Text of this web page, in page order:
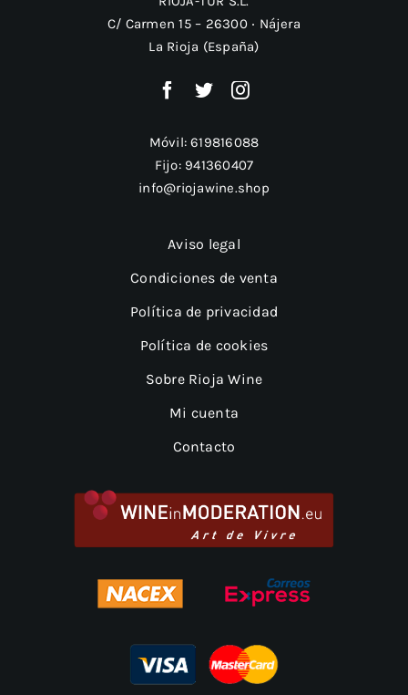
C/ Carmen 15 – 26300 ‧ Nájera
La Rioja (España)
Móvil:619816088
Fijo: 941360407
info@riojawine.shop
Aviso legal
Condiciones de venta
Política de privacidad
Política de cookies
Sobre Rioja Wine
Mi cuenta
Contacto